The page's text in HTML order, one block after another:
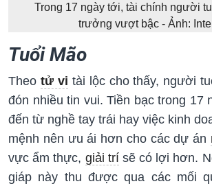
Trong 17 ngày tới, tài chính người
trưởng vượt bậc - Ảnh:
Tuổi Mão
Theo tử vi tài lộc cho thấy, người
đón nhiều tin vui. Tiền bạc trong 17
đến từ nghề tay trái hay việc kinh
mệnh nên ưu ái hơn cho các dự án
vực ẩm thực, giải trísẽ có lợi hơn.
giáp này thu được qua các mối